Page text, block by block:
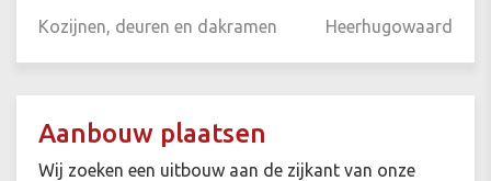
Kozijnen, deuren en dakramen Heerhugowaard
Aanbouw plaatsen
Wij zoeken een uitbouw aan de zijkant van onze